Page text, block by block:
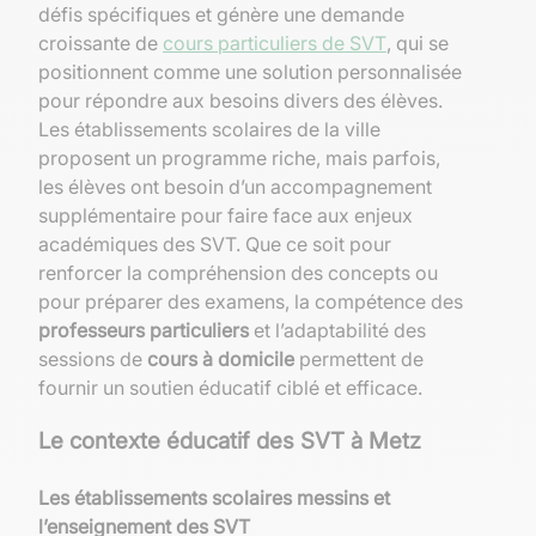
défis spécifiques et génère une demande
croissante de cours particuliers de SVT, qui se
positionnent comme une solution personnalisée
pour répondre aux besoins divers des élèves.
Les établissements scolaires de la ville
proposent un programme riche, mais parfois,
les élèves ont besoin d’un accompagnement
supplémentaire pour faire face aux enjeux
académiques des SVT. Que ce soit pour
renforcer la compréhension des concepts ou
pour préparer des examens, la compétence des
professeurs particuliers et l’adaptabilité des
sessions de cours à domicile permettent de
fournir un soutien éducatif ciblé et efficace.
Le contexte éducatif des SVT à Metz
Les établissements scolaires messins et
l’enseignement des SVT